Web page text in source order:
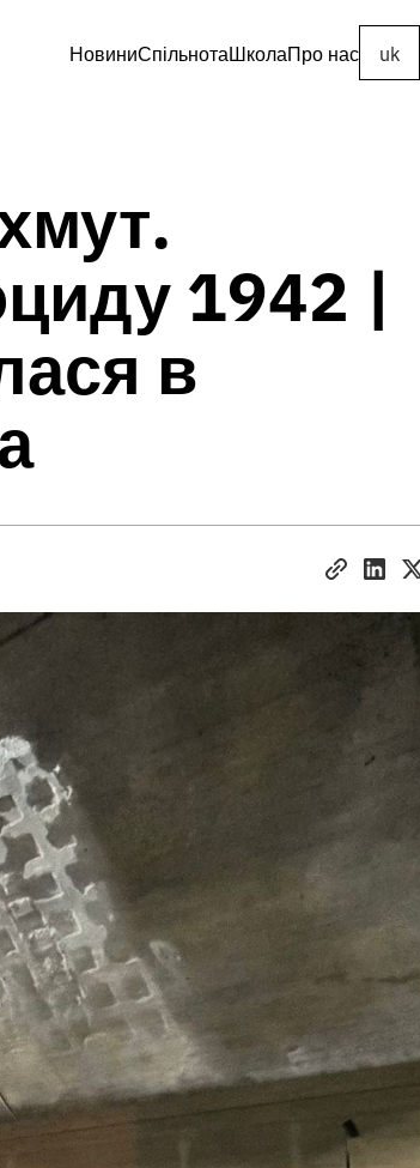
НовиниСпільнотаШколаПро нас uk
1942 |
в